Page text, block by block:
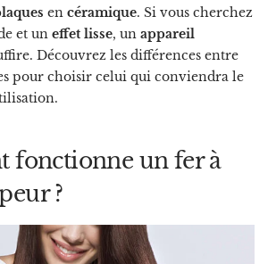
en céramique. Si vous cherchez
et un effet lisse, un appareil
Découvrez les différences entre
pour choisir celui qui conviendra le
fonctionne un fer à
?